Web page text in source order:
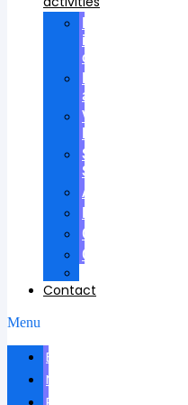
Participation
in
councils
Research
advisees
Visiting
Lectures
Scientific
School
Awards
Patents
Certificates
Contracts
Contact
Menu
Biography
News